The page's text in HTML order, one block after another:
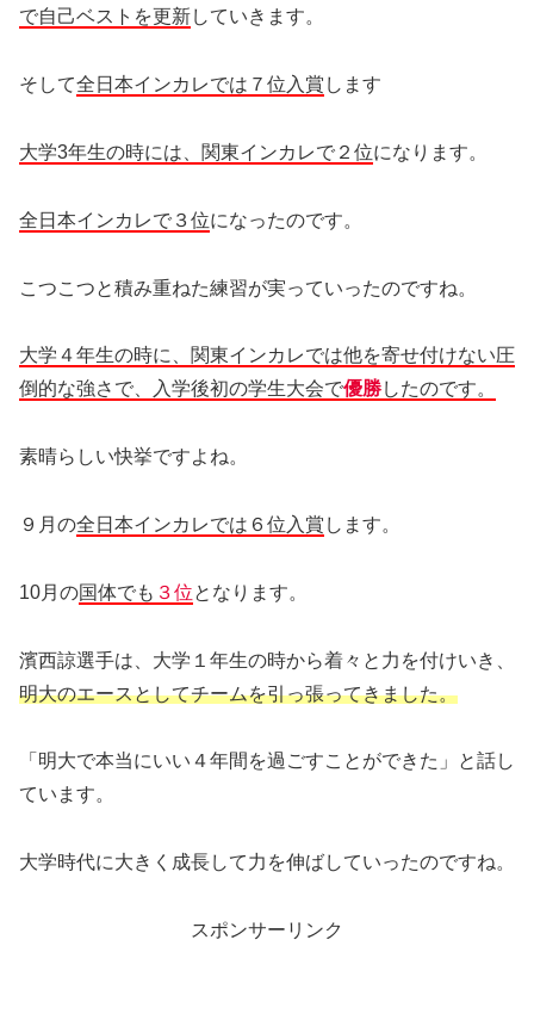
で自己ベストを更新していきます。
そして全日本インカレでは７位入賞 します
大学3年生の時には、関東インカレで２位になります。
全日本インカレで３位になったのです。
こつこつと積み重ねた練習が実っていったのですね。
大学４年生の時に、関東インカレでは他を寄せ付けない圧
倒的な強さで、入学後初の学生大会で優勝したのです。
素晴らしい快挙ですよね。
９月の全日本インカレでは６位入賞 します。
10月の国体でも ３位となります。
濱西諒選手は、大学１年生の時から着々と力を付けいき、
明大のエースとしてチームを引っ張ってきました。
「明大で本当にいい４年間を過ごすことができた」と話し
ています。
大学時代に大きく成長して力を伸ばしていったのですね。
スポンサーリンク